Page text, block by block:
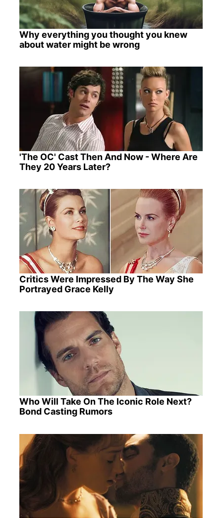
Why everything you thought you knew
about water might be wrong
'The OC' Cast Then And Now - Where Are
They 20 Years Later?
Critics Were Impressed By The Way She
Portrayed Grace Kelly
Who Will Take On The Iconic Role Next?
Bond Casting Rumors